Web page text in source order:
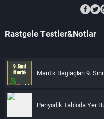
Rastgele Testler&Notlar
Mantık Bağlaçları 9.
Periyodik Tabloda Yer